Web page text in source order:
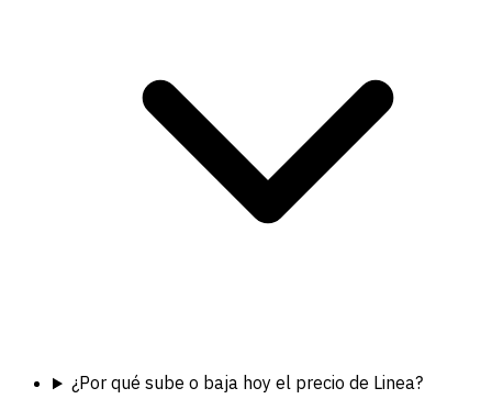
¿Por qué sube o baja hoy el precio de Linea?